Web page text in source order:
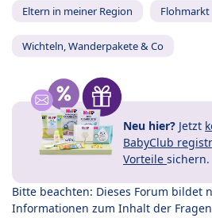
Eltern in meiner Region Flohmarkt
Wichteln, Wanderpakete & Co
Neu hier? Jetzt
BabyClub
Vorteile sichern.
Bitte beachten: Dieses Forum bildet
Informationen zum Inhalt der